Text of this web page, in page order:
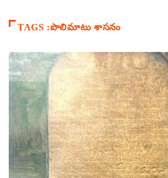
TAGS :పొలిమాటు శాసనం